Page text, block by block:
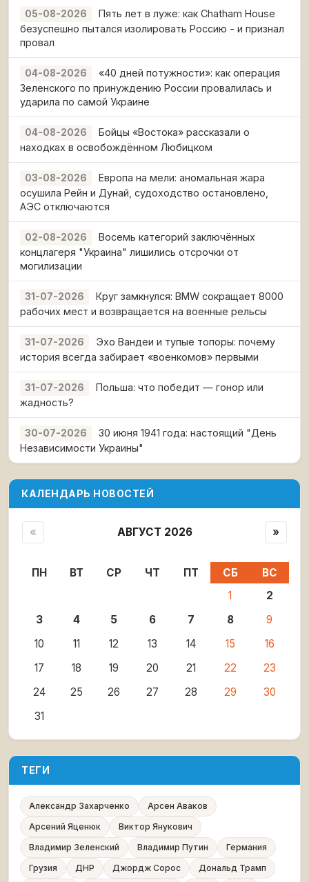
05-08-2026
Пять лет в луже: как Chatham House
безуспешно пытался изолировать Россию - и признал
провал
04-08-2026
«40 дней потужности»: как операция
Зеленского по принуждению России провалилась и
ударила по самой Украине
04-08-2026
Бойцы «Востока» рассказали о
находках в освобождённом Любицком
03-08-2026
Европа на мели: аномальная жара
осушила Рейн и Дунай, судоходство остановлено,
АЭС отключаются
02-08-2026
Восемь категорий заключённых
концлагеря "Украина" лишились отсрочки от
могилизации
31-07-2026
Круг замкнулся: BMW сокращает 8000
рабочих мест и возвращается на военные рельсы
31-07-2026
Эхо Вандеи и тупые топоры: почему
история всегда забирает «военкомов» первыми
31-07-2026
Польша: что победит — гонор или
жадность?
30-07-2026
30 июня 1941 года: настоящий "День
Независимости Украины"
КАЛЕНДАРЬ НОВОСТЕЙ
« АВГУСТ 2026 »
ПН ВТ СР ЧТ ПТ СБ
ВС
1
2
3
4 5 6 7 8
9
10
11 12 13 14 15
16
17
18 19 20 21 22
23
24
25 26 27 28 29
30
31
ТЕГИ
Александр Захарченко
Арсен Аваков
Арсений Яценюк
Виктор Янукович
Владимир Зеленский
Владимир Путин
Германия
Грузия
ДНР Джордж Сорос
Дональд Трамп